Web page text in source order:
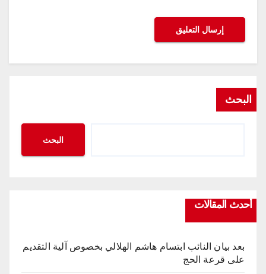
البحث
البحث
أحدث المقالات
بعد بيان النائب ابتسام هاشم الهلالي بخصوص آلية التقديم
على قرعة الحج